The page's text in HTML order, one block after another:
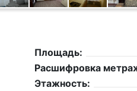
Площадь:
Расшифровка
Этажность: